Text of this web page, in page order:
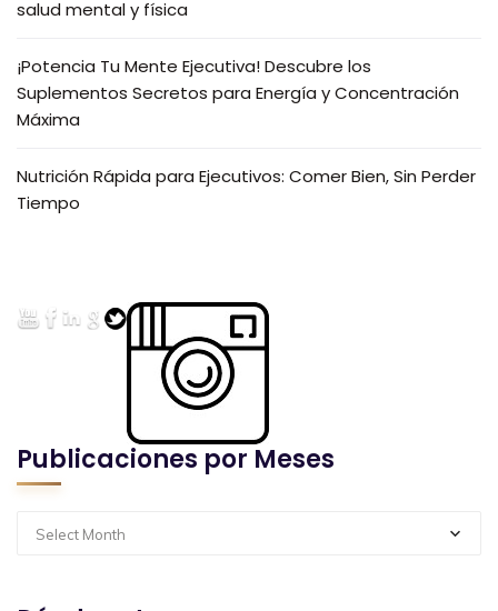
salud mental y física
¡Potencia Tu Mente Ejecutiva! Descubre los
Suplementos Secretos para Energía y Concentración
Máxima
Nutrición Rápida para Ejecutivos: Comer Bien, Sin Perder
Tiempo
Publicaciones por Meses
Select Month